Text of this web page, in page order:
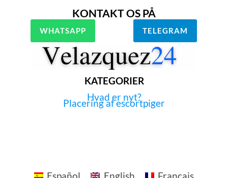
KONTAKT OS PÅ
WHATSAPP TELEGRAM
KATEGORIER
Hvad er nyt?
Placering af escortpiger
Español English Français